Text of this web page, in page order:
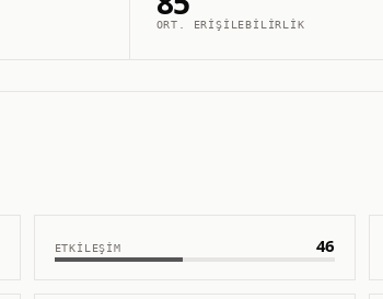
ORT. ERIŞILEBILIRLIK
ETKILEŞIM 46